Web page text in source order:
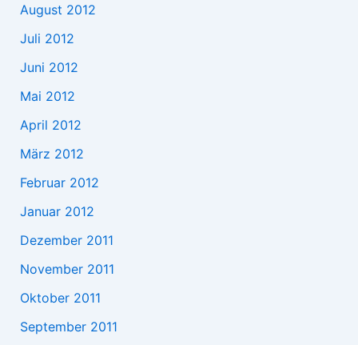
August 2012
Juli 2012
Juni 2012
Mai 2012
April 2012
März 2012
Februar 2012
Januar 2012
Dezember 2011
November 2011
Oktober 2011
September 2011